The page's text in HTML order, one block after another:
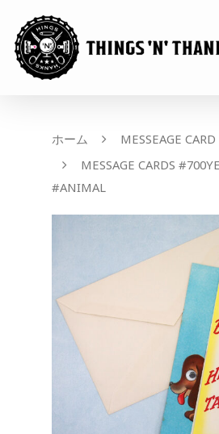
ホーム MESSEAGE CARD
MESSAGE CARDS
#ANIMAL